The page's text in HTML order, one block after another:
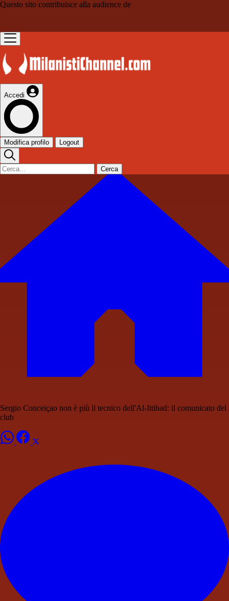
Questo sito contribuisce alla audience de
Accedi
Modifica profilo Logout
Cerca
Sergio Conceiçao non è più il tecnico dell'Al-Ittihad: il comunicato del
club